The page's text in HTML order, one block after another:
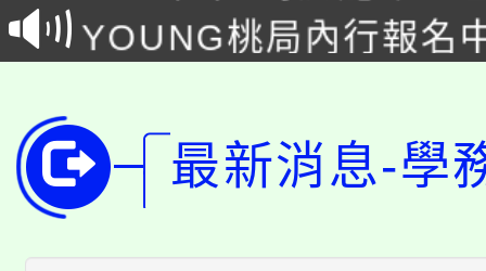
徵才活動。
YOUNG桃局內行報名
開!
115年桃園市運動會8/
田徑場及游泳池舉行。
桃園市低收入戶享有免
最新消息-學